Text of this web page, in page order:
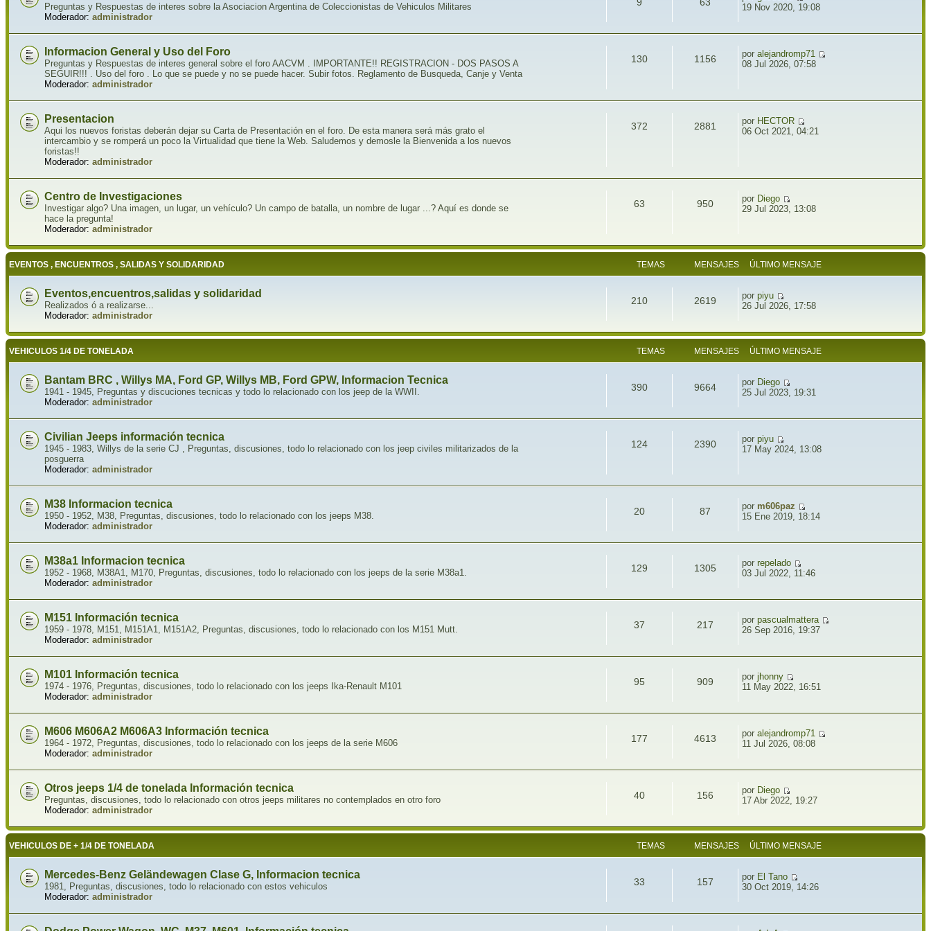
Preguntas y Respuestas de interes sobre la Asociacion Argentina de Coleccionistas de Vehiculos Militares
Moderador: administrador
19 Nov 2020, 19:08
Informacion General y Uso del Foro
Preguntas y Respuestas de interes general sobre el foro AACVM . IMPORTANTE!! REGISTRACION - DOS PASOS A
SEGUIR!!! . Uso del foro . Lo que se puede y no se puede hacer. Subir fotos. Reglamento de Busqueda, Canje y Venta
Moderador: administrador
130 1156 por alejandromp71
08 Jul 2026, 07:58
Presentacion
Aqui los nuevos foristas deberán dejar su Carta de Presentación en el foro. De esta manera será más grato el
intercambio y se romperá un poco la Virtualidad que tiene la Web. Saludemos y demosle la Bienvenida a los nuevos
foristas!!
Moderador: administrador
372 2881 por HECTOR
06 Oct 2021, 04:21
Centro de Investigaciones
Investigar algo? Una imagen, un lugar, un vehículo? Un campo de batalla, un nombre de lugar ...? Aquí es donde se
hace la pregunta!
Moderador: administrador
63 950 por Diego
29 Jul 2023, 13:08
EVENTOS , ENCUENTROS , SALIDAS Y SOLIDARIDAD TEMAS MENSAJES ÚLTIMO MENSAJE
Eventos,encuentros,salidas y solidaridad
Realizados ó a realizarse...
Moderador: administrador
210 2619 por piyu
26 Jul 2026, 17:58
VEHICULOS 1/4 DE TONELADA TEMAS MENSAJES ÚLTIMO MENSAJE
Bantam BRC , Willys MA, Ford GP, Willys MB, Ford GPW, Informacion Tecnica
1941 - 1945, Preguntas y discuciones tecnicas y todo lo relacionado con los jeep de la WWII.
Moderador: administrador
390 9664 por Diego
25 Jul 2023, 19:31
Civilian Jeeps información tecnica
1945 - 1983, Willys de la serie CJ , Preguntas, discusiones, todo lo relacionado con los jeep civiles militarizados de la
posguerra
Moderador: administrador
124 2390 por piyu
17 May 2024, 13:08
M38 Informacion tecnica
1950 - 1952, M38, Preguntas, discusiones, todo lo relacionado con los jeeps M38.
Moderador: administrador
20 87 por m606paz
15 Ene 2019, 18:14
M38a1 Informacion tecnica
1952 - 1968, M38A1, M170, Preguntas, discusiones, todo lo relacionado con los jeeps de la serie M38a1.
Moderador: administrador
129 1305 por repelado
03 Jul 2022, 11:46
M151 Información tecnica
1959 - 1978, M151, M151A1, M151A2, Preguntas, discusiones, todo lo relacionado con los M151 Mutt.
Moderador: administrador
37 217 por pascualmattera
26 Sep 2016, 19:37
M101 Información tecnica
1974 - 1976, Preguntas, discusiones, todo lo relacionado con los jeeps Ika-Renault M101
Moderador: administrador
95 909 por jhonny
11 May 2022, 16:51
M606 M606A2 M606A3 Información tecnica
1964 - 1972, Preguntas, discusiones, todo lo relacionado con los jeeps de la serie M606
Moderador: administrador
177 4613 por alejandromp71
11 Jul 2026, 08:08
Otros jeeps 1/4 de tonelada Información tecnica
Preguntas, discusiones, todo lo relacionado con otros jeeps militares no contemplados en otro foro
Moderador: administrador
40 156 por Diego
17 Abr 2022, 19:27
VEHICULOS DE + 1/4 DE TONELADA TEMAS MENSAJES ÚLTIMO MENSAJE
Mercedes-Benz Geländewagen Clase G, Informacion tecnica
1981, Preguntas, discusiones, todo lo relacionado con estos vehiculos
Moderador: administrador
33 157 por El Tano
30 Oct 2019, 14:26